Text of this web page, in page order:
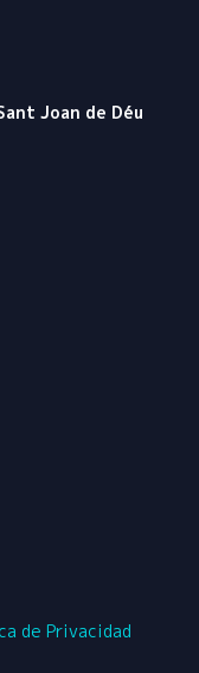
Joan de Déu
de Privacidad